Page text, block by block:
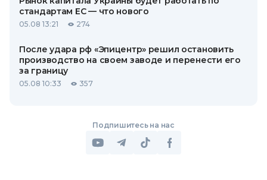
стандартам ЕС — что нового
05.08 13:21 274
После удара рф «Эпицентр» решил остановить
производство на своем заводе и перенести его
за границу
05.08 10:33 357
Подпишитесь на нас